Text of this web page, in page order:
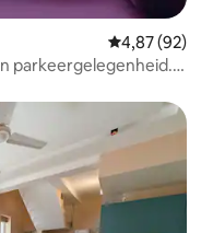
Gemiddelde
4,87 (92)
parkeergelegenheid.